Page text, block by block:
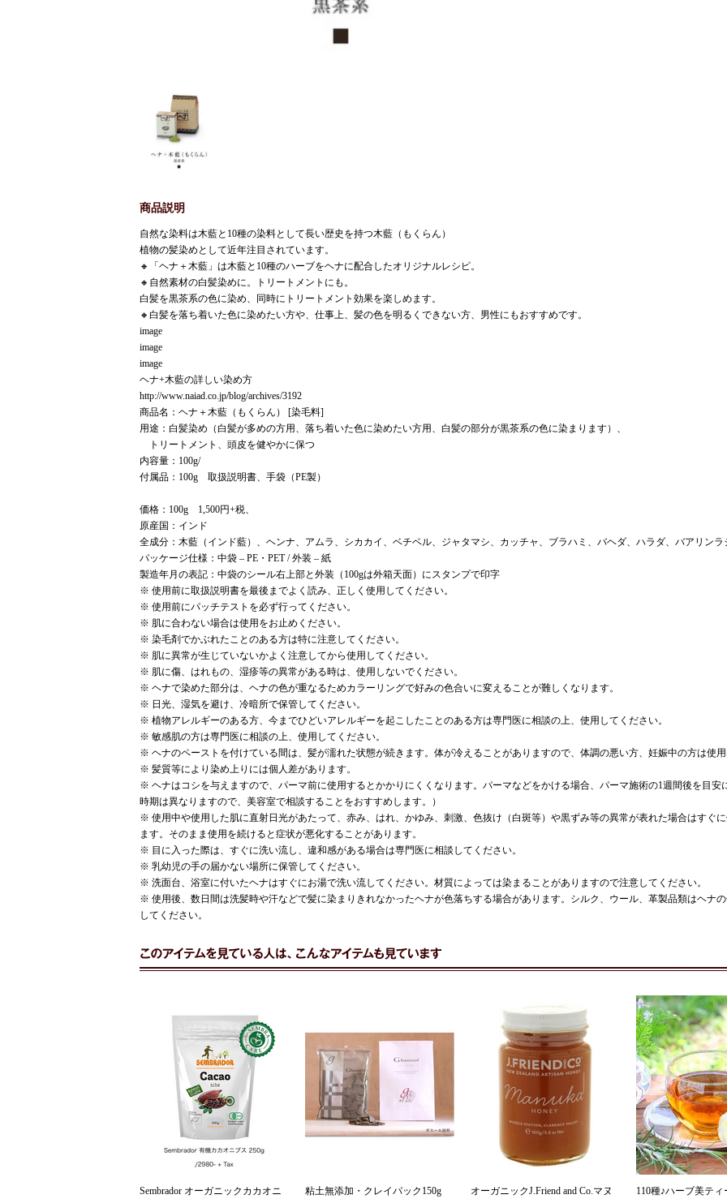
商品説明
自然な染料は木藍と10種の染料として長い歴史を持つ木藍（もくらん）
植物の髪染めとして近年注目されています。
🔸「ヘナ＋木藍」は木藍と10種のハーブをヘナに配合したオリジナルレシピ。
🔸自然素材の白髪染めに。トリートメントにも。
白髪を黒茶系の色に染め、同時にトリートメント効果を楽しめます。
🔸白髪を落ち着いた色に染めたい方や、仕事上、髪の色を明るくできない方、男性にもおすすめです。
image
image
image
ヘナ+木藍の詳しい染め方
http://www.naiad.co.jp/blog/archives/3192
商品名：ヘナ＋木藍（もくらん） [染毛料]
用途：白髪染め（白髪が多めの方用、落ち着いた色に染めたい方用、白髪の部分が黒茶系の色に染まります）、
トリートメント、頭皮を健やかに保つ
内容量：100g/
付属品：100g 取扱説明書、手袋（PE製）
価格：100g 1,500円+税、
原産国：インド
全成分：木藍（インド藍）、ヘンナ、アムラ、シカカイ、ベチベル、ジャタマシ、カッチャ、ブラハミ、バヘダ、ハラダ、バアリンラ
パッケージ仕様：中袋 – PE・PET / 外装 – 紙
製造年月の表記：中袋のシール右上部と外装（100gは外箱天面）にスタンプで印字
※ 使用前に取扱説明書を最後までよく読み、正しく使用してください。
※ 使用前にパッチテストを必ず行ってください。
※ 肌に合わない場合は使用をお止めください。
※ 染毛剤でかぶれたことのある方は特に注意してください。
※ 肌に異常が生じていないかよく注意してから使用してください。
※ 肌に傷、はれもの、湿疹等の異常がある時は、使用しないでください。
※ ヘナで染めた部分は、ヘナの色が重なるためカラーリングで好みの色合いに変えることが難しくなります。
※ 日光、湿気を避け、冷暗所で保管してください。
※ 植物アレルギーのある方、今までひどいアレルギーを起こしたことのある方は専門医に相談の上、使用してください。
※ 敏感肌の方は専門医に相談の上、使用してください。
※ ヘナのペーストを付けている間は、髪が濡れた状態が続きます。体が冷えることがありますので、体調の悪い方、妊娠中の方は使用
※ 髪質等により染め上りには個人差があります。
※ ヘナはコシを与えますので、パーマ前に使用するとかかりにくくなります。パーマなどをかける場合、パーマ施術の1週間後を目安
時期は異なりますので、美容室で相談することをおすすめします。）
※ 使用中や使用した肌に直射日光があたって、赤み、はれ、かゆみ、刺激、色抜け（白斑等）や黒ずみ等の異常が表れた場合はすぐ
ます。そのまま使用を続けると症状が悪化することがあります。
※ 目に入った際は、すぐに洗い流し、違和感がある場合は専門医に相談してください。
※ 乳幼児の手の届かない場所に保管してください。
※ 洗面台、浴室に付いたヘナはすぐにお湯で洗い流してください。材質によっては染まることがありますので注意してください。
※ 使用後、数日間は洗髪時や汗などで髪に染まりきれなかったヘナが色落ちする場合があります。シルク、ウール、革製品類はヘナ
してください。
Sembrador オーガニックカカオニ 粘土無添加・クレイパック150g オーガニックJ.Friend and Co.マヌ 110種♪ハーブ美ティ